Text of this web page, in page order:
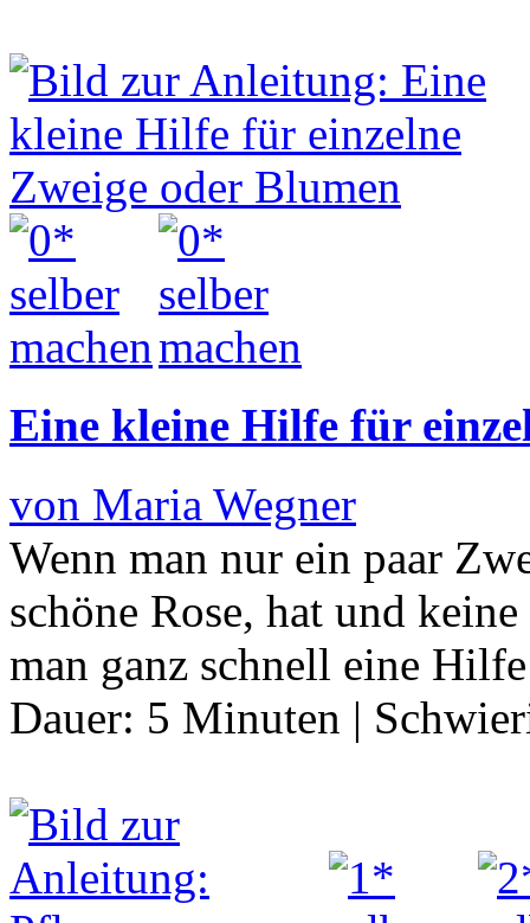
Eine kleine Hilfe für
von Maria Wegner
Wenn man nur ein paar
schöne Rose, hat und
man ganz schnell eine
Dauer: 5 Minuten |